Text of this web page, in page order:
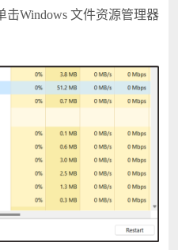
Windows 文件资源管理器